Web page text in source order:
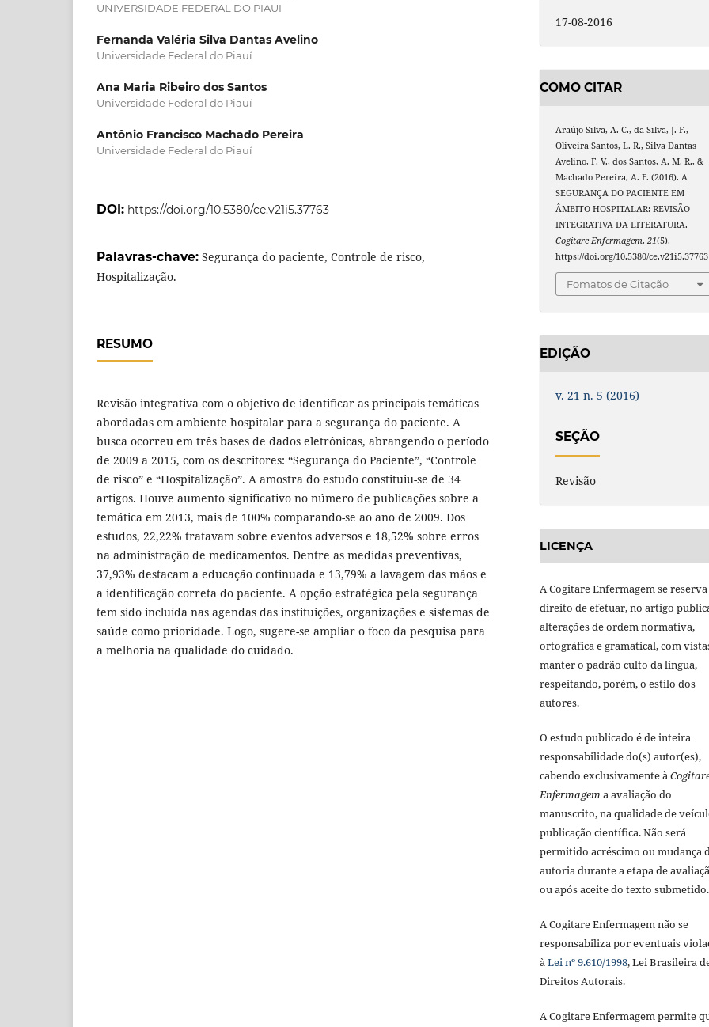
UNIVERSIDADE FEDERAL DO PIAUI
Fernanda Valéria Silva Dantas Avelino
Universidade Federal do Piauí
Ana Maria Ribeiro dos Santos
Universidade Federal do Piauí
Antônio Francisco Machado Pereira
Universidade Federal do Piauí
DOI: https://doi.org/10.5380/ce.v21i5.37763
Palavras-chave: Segurança do paciente, Controle de risco,
Hospitalização.
RESUMO
Revisão integrativa com o objetivo de identificar as principais temáticas
abordadas em ambiente hospitalar para a segurança do paciente. A
busca ocorreu em três bases de dados eletrônicas, abrangendo o período
de 2009 a 2015, com os descritores: “Segurança do Paciente”, “Controle
de risco” e “Hospitalização”. A amostra do estudo constituiu-se de 34
artigos. Houve aumento significativo no número de publicações sobre a
temática em 2013, mais de 100% comparando-se ao ano de 2009. Dos
estudos, 22,22% tratavam sobre eventos adversos e 18,52% sobre erros
na administração de medicamentos. Dentre as medidas preventivas,
37,93% destacam a educação continuada e 13,79% a lavagem das mãos e
a identificação correta do paciente. A opção estratégica pela segurança
tem sido incluída nas agendas das instituições, organizações e sistemas de
saúde como prioridade. Logo, sugere-se ampliar o foco da pesquisa para
a melhoria na qualidade do cuidado.
17-08-2016
COMO CITAR
Araújo Silva, A. C., da Silva, J. F.,
Oliveira Santos, L. R., Silva Dantas
Avelino, F. V., dos Santos, A. M. R., &
Machado Pereira, A. F. (2016). A
SEGURANÇA DO PACIENTE EM
ÂMBITO HOSPITALAR: REVISÃO
INTEGRATIVA DA LITERATURA.
Cogitare Enfermagem,21(5).
https://doi.org/10.5380/ce.v21i5.37763
Fomatos de Citação
EDIÇÃO
v. 21 n. 5 (2016)
SEÇÃO
Revisão
LICENÇA
A Cogitare Enfermagem se
direito de efetuar, no artigo
alterações de ordem normativa,
ortográfica e gramatical, com
manter o padrão culto da língua,
respeitando, porém, o estilo dos
autores.
O estudo publicado é de inteira
responsabilidade do(s) autor(es),
cabendo exclusivamente à
Enfermagema avaliação do
manuscrito, na qualidade de
publicação científica. Não será
permitido acréscimo ou mudança
autoria durante a etapa de
ou após aceite do texto submetido.
A Cogitare Enfermagem não se
responsabiliza por eventuais
àLei nº 9.610/1998, Lei Brasileira
Direitos Autorais.
A Cogitare Enfermagem permite